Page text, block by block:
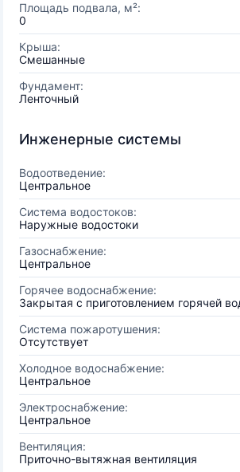
Площадь подвала, м²:
0
Крыша:
Смешанные
Фундамент:
Ленточный
Инженерные системы
Водоотведение:
Центральное
Система водостоков:
Наружные водостоки
Газоснабжение:
Центральное
Горячее водоснабжение:
Закрытая с приготовлением горячей
Система пожаротушения:
Отсутствует
Холодное водоснабжение:
Центральное
Электроснабжение:
Центральное
Вентиляция:
Приточно-вытяжная вентиляция